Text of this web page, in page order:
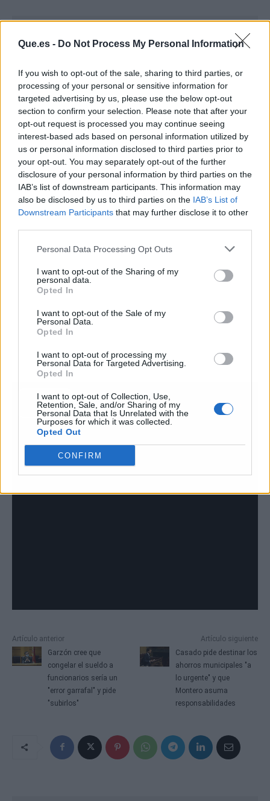
Que.es - Do Not Process My Personal Information
If you wish to opt-out of the sale, sharing to third parties, or
processing of your personal or sensitive information for
targeted advertising by us, please use the below opt-out
section to confirm your selection. Please note that after your
opt-out request is processed you may continue seeing
interest-based ads based on personal information utilized by
us or personal information disclosed to third parties prior to
your opt-out. You may separately opt-out of the further
disclosure of your personal information by third parties on the
IAB’s list of downstream participants. This information may
also be disclosed by us to third parties on the IAB’s List of
Downstream Participants that may further disclose it to other
Personal Data Processing Opt Outs
I want to opt-out of the Sharing of my
personal data.
Opted In
I want to opt-out of the Sale of my
Personal Data.
Opted In
I want to opt-out of processing my
Personal Data for Targeted Advertising.
Opted In
I want to opt-out of Collection, Use,
Retention, Sale, and/or Sharing of my
Personal Data that Is Unrelated with the
Purposes for which it was collected.
Opted Out
CONFIRM
Publicidad
Artículo anterior
Garzón cree que
congelar el sueldo a
funcionarios sería un
"error garrafal" y pide
"subirlos"
Artículo siguiente
Casado pide destinar los
ahorros municipales "a
lo urgente" y que
Montero asuma
responsabilidades